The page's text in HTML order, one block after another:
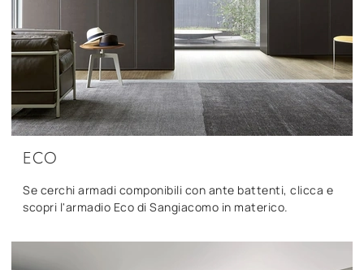
ECO
Se cerchi armadi componibili con ante battenti, clicca e
scopri l'armadio Eco di Sangiacomo in materico.